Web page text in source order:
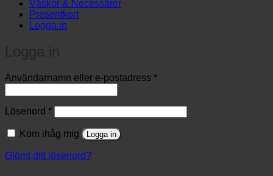
Väskor & Necessärer
Presentkort
Logga in
Användarnamn eller e-postadress *Obligatoriskt
Lösenord *Obligatoriskt
Kom ihåg mig Logga in
Glömt ditt lösenord?